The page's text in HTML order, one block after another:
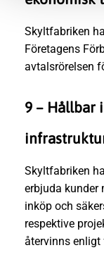
Skyltfabriken
Företagens
avtalsrörelsen
9 – Hållbar
Skyltfabriken
erbjuda kunder
inköp och
respektive
återvinns